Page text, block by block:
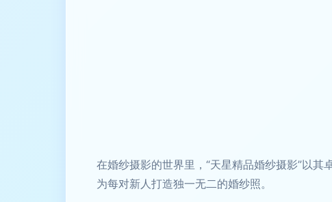
在婚纱摄影的世界里，“天星精品婚纱摄影”以
为每对新人打造独一无二的婚纱照。